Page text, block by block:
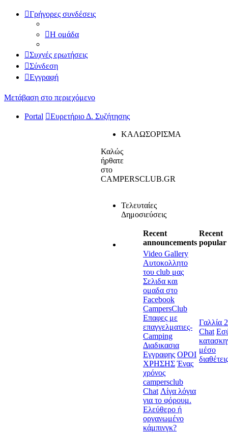
Γρήγορες συνδέσεις
Η ομάδα
Συχνές ερωτήσεις
Σύνδεση
Εγγραφή
Μετάβαση στο περιεχόμενο
Portal Ευρετήριο Δ. Συζήτησης
ΚΑΛΩΣΟΡΙΣΜΑ
Καλώς
ήρθατε
στο
CAMPERSCLUB.GR
Τελευταίες
Δημοσιεύσεις
Recent
announcements
Recent
popular
Video Gallery
Αυτοκολλητο
του club μας
Σελιδα και
ομαδα στο
Facebook
CampersClub
Επαφες με
επαγγελματιες-
Camping
Διαδικασια
Εγγραφης ΟΡΟΙ
ΧΡΗΣΗΣ Ένας
χρόνος
campersclub
Chat Λίγα λόγια
για το φόρουμ.
Ελεύθερο ή
οργανωμένο
κάμπινγκ?
Γαλλία
Chat
μέσο